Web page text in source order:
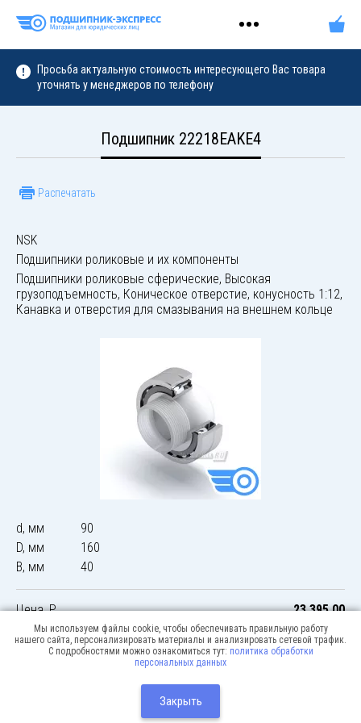
Просьба актуальную стоимость интересующего Вас товара
уточнять у менеджеров по телефону
Подшипник 22218EAKE4
Распечатать
NSK
Подшипники роликовые и их компоненты
Подшипники роликовые сферические, Высокая
грузоподъемность, Коническое отверстие, конусность 1:12,
Канавка и отверстия для смазывания на внешнем кольце
d, мм
90
D, мм
160
B, мм
40
Цена, Р 23 395,00
Мы используем файлы cookie, чтобы обеспечивать правильную работу
нашего сайта, персонализировать материалы и анализировать сетевой трафик.
С подробностями можно ознакомиться тут: политика обработки
персональных данных
Закрыть